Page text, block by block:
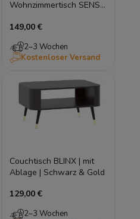
Wohnzimmertisch SENSO
Schublade, Riffeloptik
149,00 €
2–3 Wochen
Kostenloser Versand
Couchtisch BLINX | mit
Ablage | Schwarz & Gold
129,00 €
2–3 Wochen